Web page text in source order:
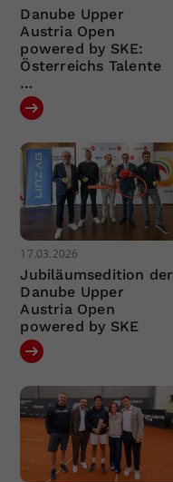
Danube Upper
Austria Open
powered by SKE:
Österreichs Talente
…
17.03.2026
Jubiläumsedition der
Danube Upper
Austria Open
powered by SKE